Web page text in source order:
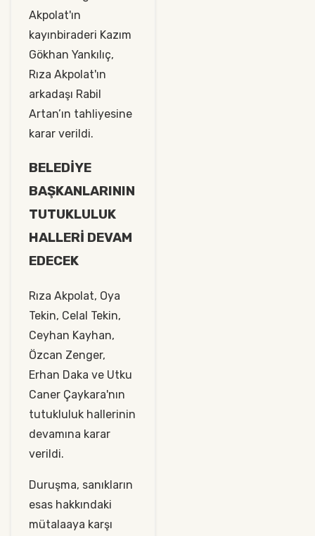
Akpolat'ın
kayınbiraderi Kazım
Gökhan Yankılıç,
Rıza Akpolat'ın
arkadaşı Rabil
Artan’ın tahliyesine
karar verildi.
BELEDİYE
BAŞKANLARININ
TUTUKLULUK
HALLERİ DEVAM
EDECEK
Rıza Akpolat, Oya
Tekin, Celal Tekin,
Ceyhan Kayhan,
Özcan Zenger,
Erhan Daka ve Utku
Caner Çaykara'nın
tutukluluk hallerinin
devamına karar
verildi.
Duruşma, sanıkların
esas hakkındaki
mütalaaya karşı